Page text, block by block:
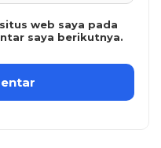
web saya pada
saya berikutnya.